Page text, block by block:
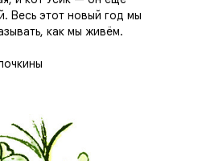
Весь этот новый год мы
как мы живём.